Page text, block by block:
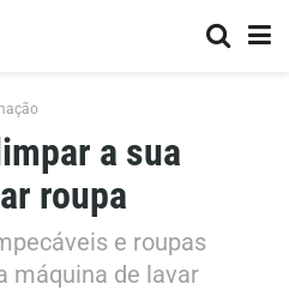
a sua
roupa
e roupas
máquina de lavar